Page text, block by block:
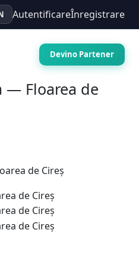
AutentificareÎnregistrare
Devino Partener
— Floarea de
de Cireș